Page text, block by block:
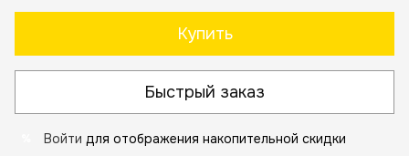
Купить
Быстрый заказ
Войти для отображения накопительной скидки